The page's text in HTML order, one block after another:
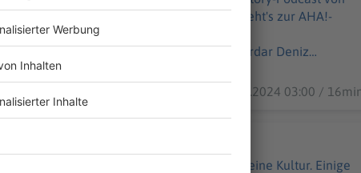
zehn-minuten-alltags-
Produktion: Serdar Deniz
WELT-DIGITAL.html
30.12.2024 03:00 /
entwickelten die frühen Menschen eine Kultur. Einige